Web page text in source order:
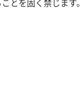
とを固く禁じます。